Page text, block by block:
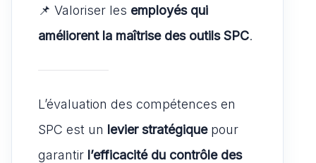
📌 Valoriser les employés qui
améliorent la maîtrise des outils SPC.
L’évaluation des compétences en
SPC est un levier stratégiquepour
garantir l’efficacité du contrôle des